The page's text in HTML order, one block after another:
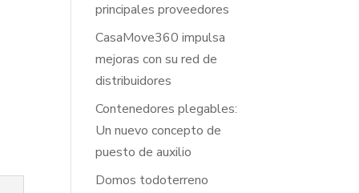
principales proveedores
CasaMove360 impulsa
mejoras con su red de
distribuidores
Contenedores plegables:
Un nuevo concepto de
puesto de auxilio
Domos todoterreno